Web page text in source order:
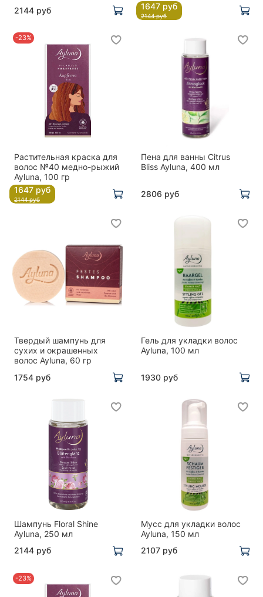
2144 руб 1647 руб
2144 руб
-23%
Растительная краска для
волос №40 медно-рыжий
Ayluna, 100 гр
1647 руб
2144 руб
Пена для ванны Citrus
Bliss Ayluna, 400 мл
2806 руб
Твердый шампунь для
сухих и окрашенных
волос Ayluna, 60 гр
1754 руб
Гель для укладки волос
Ayluna, 100 мл
1930 руб
Шампунь Floral Shine
Ayluna, 250 мл
2144 руб
Мусс для укладки волос
Ayluna, 150 мл
2107 руб
-23%